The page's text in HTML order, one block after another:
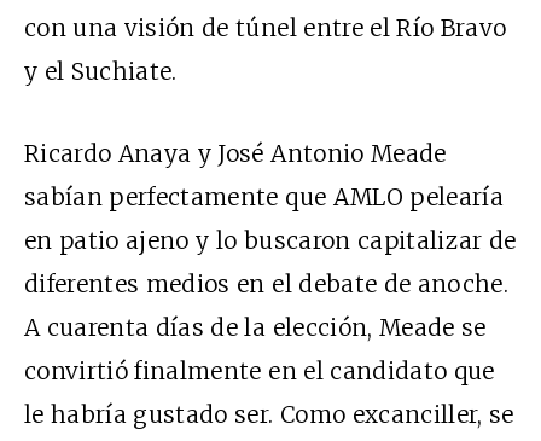
con una visión de túnel entre el Río Bravo
y el Suchiate.
Ricardo Anaya y José Antonio Meade
sabían perfectamente que AMLO pelearía
en patio ajeno y lo buscaron capitalizar de
diferentes medios en el debate de anoche.
A cuarenta días de la elección, Meade se
convirtió finalmente en el candidato que
le habría gustado ser. Como excanciller, se